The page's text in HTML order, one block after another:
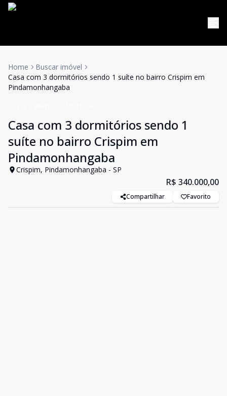
Home
Buscar imóvel
Casa com 3 dormitórios sendo 1 suíte no bairro Crispim em
Pindamonhangaba
Casa com 3 dormitórios sendo 1
suíte no bairro Crispim em
Pindamonhangaba
Crispim, Pindamonhangaba - SP
R$ 340.000,00
Compartilhar Favorito